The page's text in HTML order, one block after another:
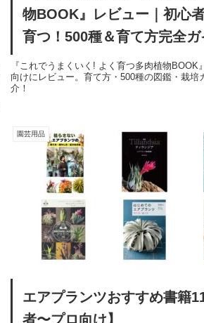
物BOOK』レビュー｜初心
育つ！500種＆育て方完全ガ
『これでうまくいく! よく育つ多肉植物BOOK
向けにレビュー。育て方・500種の図鑑・栽培
介！
園芸用品
エアプランツおすすめ書籍
者〜プロ向け】